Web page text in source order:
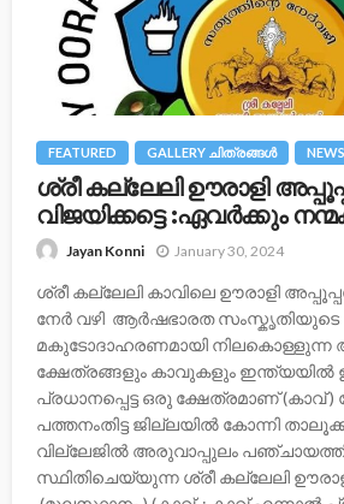
FEATURED GALLERY ചിത്രങ്ങള്‍ NEWS
ശ്രീ കല്ലേലി ഊരാളി
വിജയിക്കട്ടെ :ഏവർക്കും
Jayan Konni January 30, 2024
ശ്രീ കല്ലേലി കാവിലെ ഊരാളി
നേര്‍ വഴി ആർഷഭാരത സംസ്കൃതിയുടെ
മകുടോദാഹരണമായി നിലകൊള്ളുന്ന
ക്ഷേത്രങ്ങളും കാവുകളും ഇന്ത്യയിൽ
പ്രധാനപ്പെട്ട ഒരു ക്ഷേത്രമാണ് (കാവ് )
പത്തനംതിട്ട ജില്ലയിൽ കോന്നി
വില്ലേജിൽ അരുവാപ്പുലം
സ്ഥിതിചെയ്യുന്ന ശ്രീ കല്ലേലി